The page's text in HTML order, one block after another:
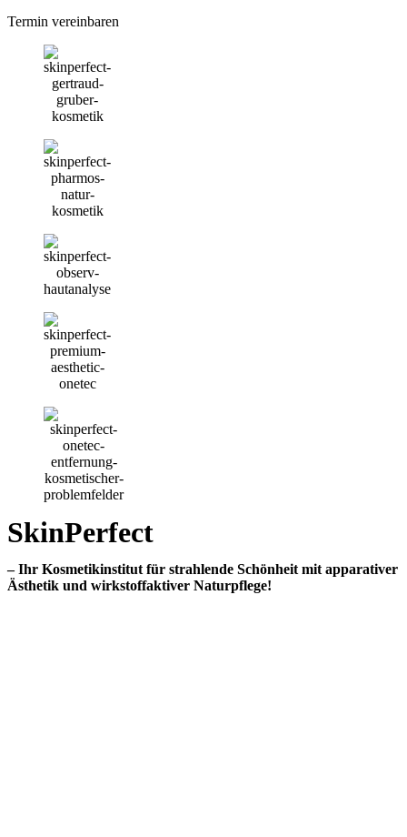
Termin vereinbaren
SkinPerfect
– Ihr Kosmetikinstitut für strahlende Schönheit mit apparativer
Ästhetik und wirkstoffaktiver Naturpflege!